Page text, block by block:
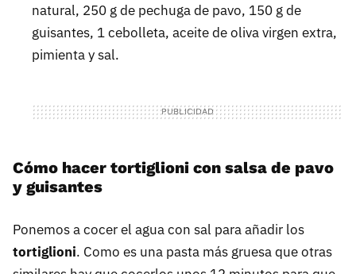
natural, 250 g de pechuga de pavo, 150 g de
guisantes, 1 cebolleta, aceite de oliva virgen extra,
pimienta y sal.
Cómo hacer tortiglioni con salsa de pavo
y guisantes
Ponemos a cocer el agua con sal para añadir los
tortiglioni. Como es una pasta más gruesa que otras